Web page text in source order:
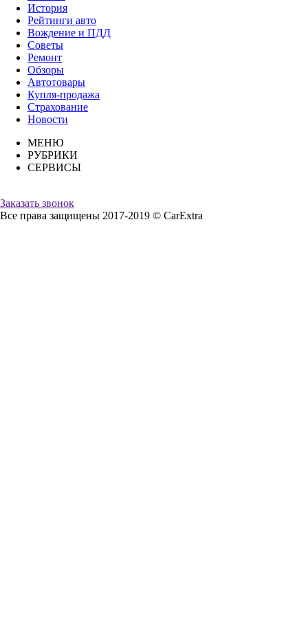
История
Рейтинги авто
Вождение и ПДД
Советы
Ремонт
Обзоры
Автотовары
Купля-продажа
Страхование
Новости
МЕНЮ
РУБРИКИ
СЕРВИСЫ
Заказать звонок
Все права защищены 2017-2019 © CarExtra